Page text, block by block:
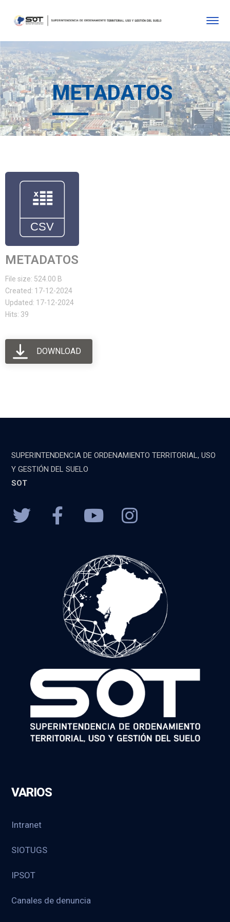
METADATOS
METADATOS
File size: 524.00 B
Created: 17-12-2024
Updated: 17-12-2024
Hits: 39
DOWNLOAD
SUPERINTENDENCIA DE ORDENAMIENTO TERRITORIAL, USO
Y GESTIÓN DEL SUELO
SOT
VARIOS
Intranet
SIOTUGS
IPSOT
Canales de denuncia